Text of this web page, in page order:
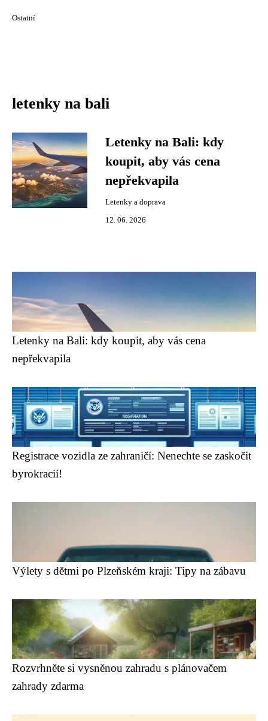
Ostatní
letenky na bali
Letenky na Bali: kdy
koupit, aby vás cena
nepřekvapila
Letenky a doprava
12. 06. 2026
Letenky na Bali: kdy koupit, aby vás cena
nepřekvapila
Registrace vozidla ze zahraničí: Nenechte se zaskočit
byrokracií!
Výlety s dětmi po Plzeňském kraji: Tipy na zábavu
Rozvrhněte si vysněnou zahradu s plánovačem
zahrady zdarma